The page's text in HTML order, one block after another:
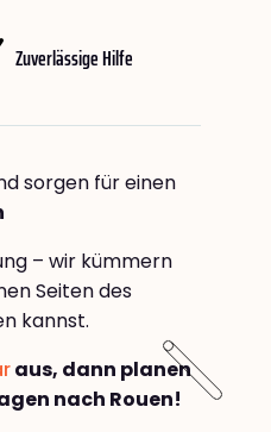
Zuverlässige Hilfe
sorgen für einen
– wir kümmern
Seiten des
kannst.
aus, dann planen
nach Rouen!